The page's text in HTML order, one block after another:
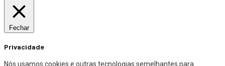
Fechar
Privacidade
Nós usamos cookies e outras tecnologias semelhantes para